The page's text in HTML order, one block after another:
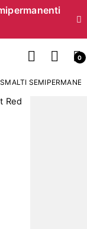
0
SMALTI